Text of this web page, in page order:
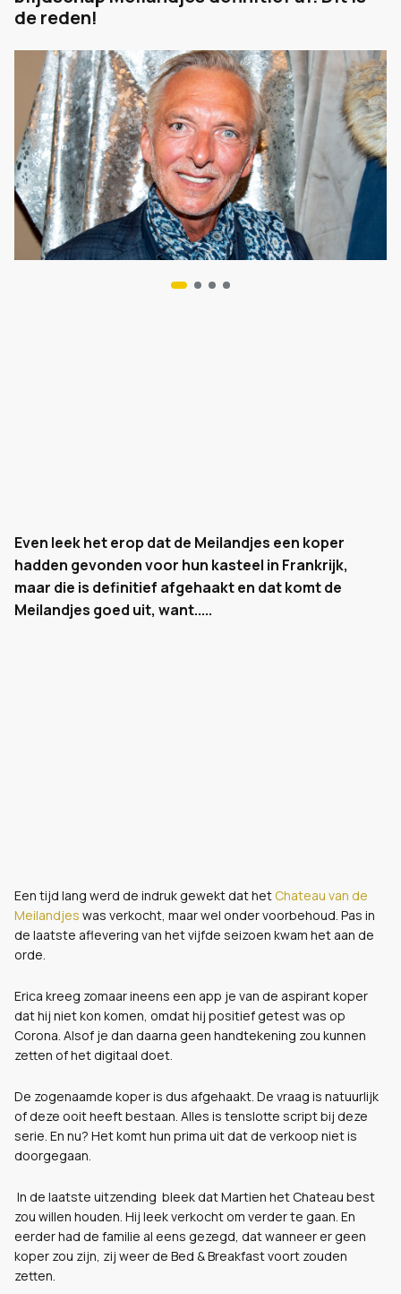
de reden!
Even leek het erop dat de Meilandjes een koper
hadden gevonden voor hun kasteel in Frankrijk,
maar die is definitief afgehaakt en dat komt de
Meilandjes goed uit, want.....
Een tijd lang werd de indruk gewekt dat het Chateau van de
Meilandjes was verkocht, maar wel onder voorbehoud. Pas in
de laatste aflevering van het vijfde seizoen kwam het aan de
orde.
Erica kreeg zomaar ineens een app je van de aspirant koper
dat hij niet kon komen, omdat hij positief getest was op
Corona. Alsof je dan daarna geen handtekening zou kunnen
zetten of het digitaal doet.
De zogenaamde koper is dus afgehaakt. De vraag is natuurlijk
of deze ooit heeft bestaan. Alles is tenslotte script bij deze
serie. En nu? Het komt hun prima uit dat de verkoop niet is
doorgegaan.
In de laatste uitzending bleek dat Martien het Chateau best
zou willen houden. Hij leek verkocht om verder te gaan. En
eerder had de familie al eens gezegd, dat wanneer er geen
koper zou zijn, zij weer de Bed & Breakfast voort zouden
zetten.